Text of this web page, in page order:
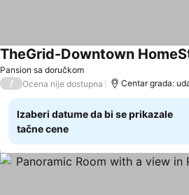
Pansion sa doručkom
TheGrid-Downtown
/ Ocena nije dostupna Centar grada:
Izaberi datume da bi se prikazale
tačne cene